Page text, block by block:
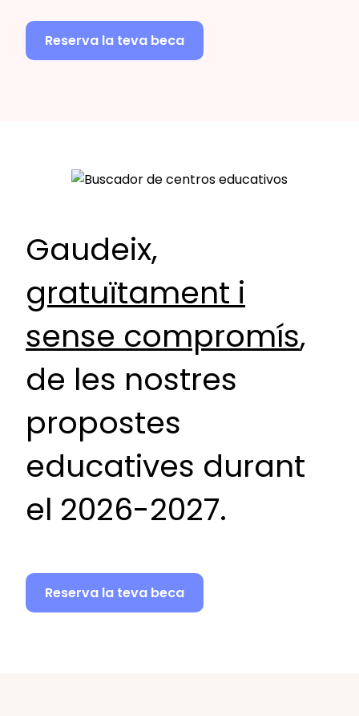
Reserva la teva beca
Gaudeix,
gratuïtament i
sense compromís,
de les nostres
propostes
educatives durant
el 2026-2027.
Reserva la teva beca